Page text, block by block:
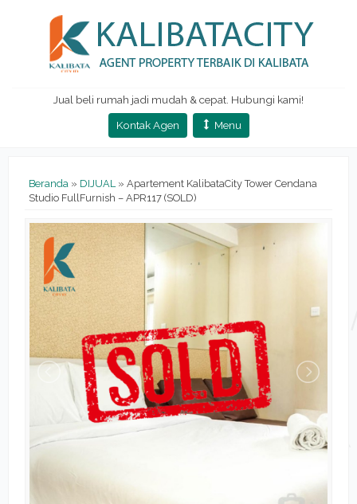
Jual beli rumah jadi mudah & cepat. Hubungi kami!
Kontak Agen
Menu
Beranda » DIJUAL» Apartement KalibataCity Tower Cendana
Studio FullFurnish – APR117 (SOLD)